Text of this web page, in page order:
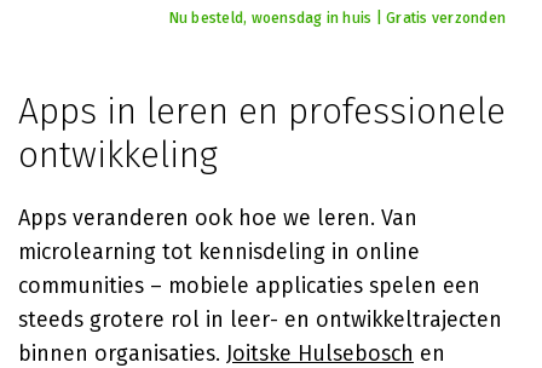
Nu besteld, woensdag in huis | Gratis verzonden
Apps in leren en professionele
ontwikkeling
Apps veranderen ook hoe we leren. Van
microlearning tot kennisdeling in online
communities – mobiele applicaties spelen een
steeds grotere rol in leer- en ontwikkeltrajecten
binnen organisaties. Joitske Hulsebosch en